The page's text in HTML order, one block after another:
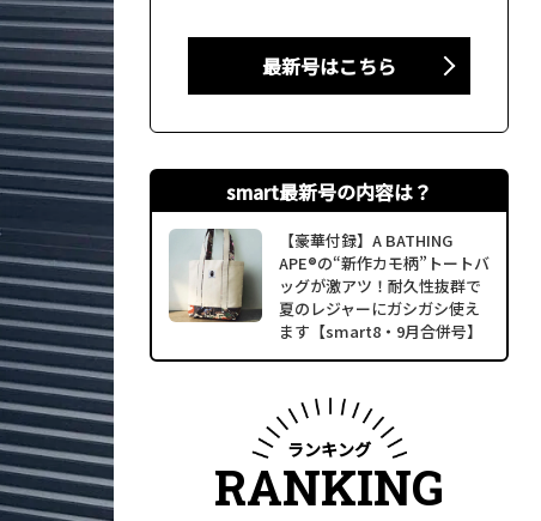
最新号はこちら
smart最新号の内容は？
【豪華付録】A BATHING
APE®の“新作カモ柄”トートバ
ッグが激アツ！耐久性抜群で
夏のレジャーにガシガシ使え
ます【smart8・9月合併号】
ランキング
RANKING